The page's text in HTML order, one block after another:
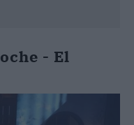
- El